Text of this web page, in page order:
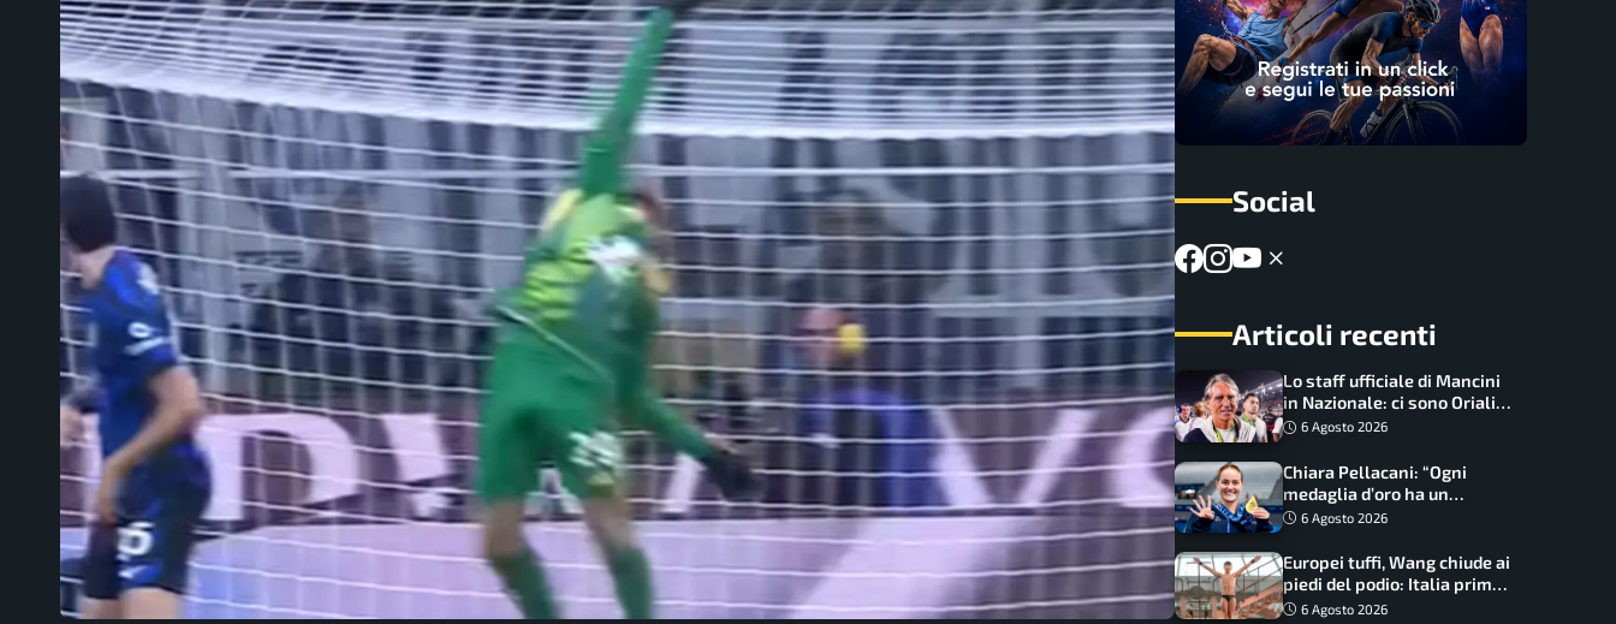
Social
Articoli recenti
Lo staff ufficiale di Mancini
in Nazionale: ci sono Oriali e
Bonucci, confermato un
6 Agosto 2026
Chiara Pellacani: “Ogni
medaglia d’oro ha un
significato diverso. Ho fatto
6 Agosto 2026
Europei tuffi, Wang chiude ai
piedi del podio: Italia prima
nel medagliere
6 Agosto 2026